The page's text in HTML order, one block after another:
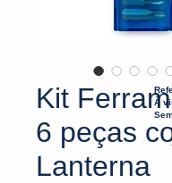
Kit
6 peças
Lanterna
À